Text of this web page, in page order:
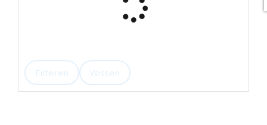
Filteren Wissen